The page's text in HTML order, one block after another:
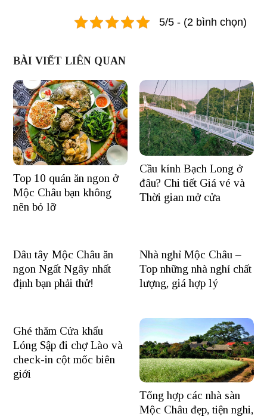
5/5 - (2 bình chọn)
BÀI VIẾT LIÊN QUAN
Top 10 quán ăn ngon ở
Mộc Châu bạn không
nên bỏ lỡ
Cầu kính Bạch Long ở
đâu? Chi tiết Giá vé và
Thời gian mở cửa
Dâu tây Mộc Châu ăn
ngon Ngất Ngây nhất
định bạn phải thử!
Nhà nghỉ Mộc Châu –
Top những nhà nghỉ chất
lượng, giá hợp lý
Ghé thăm Cửa khẩu
Lóng Sập đi chợ Lào và
check-in cột mốc biên
giới
Tổng hợp các nhà sàn
Mộc Châu đẹp, tiện nghi,